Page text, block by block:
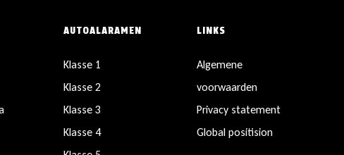
AUTOALARAMEN
Klasse 1
Klasse 2
Klasse 3
Klasse 4
LINKS
Algemene
voorwaarden
Privacy statement
Global positision